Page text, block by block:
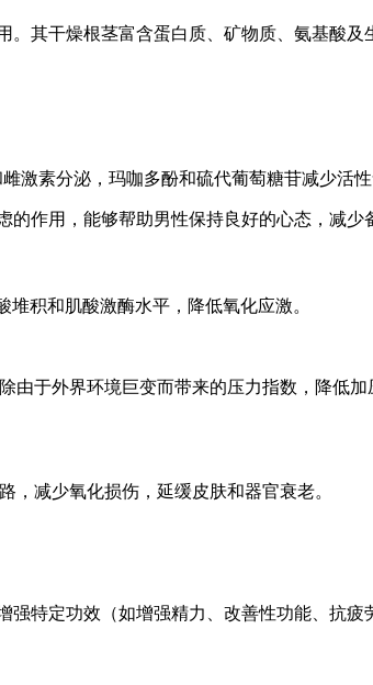
其干燥根茎富含蛋白质、矿物质、氨基酸
激素分泌，玛咖多酚和硫代葡萄糖苷减少活
作用，能够帮助男性保持良好的心态，减
积和肌酸激酶水平，降低氧化应激。
于外界环境巨变而带来的压力指数，降低
，减少氧化损伤，延缓皮肤和器官衰老。
强特定功效（如增强精力、改善性功能、抗疲